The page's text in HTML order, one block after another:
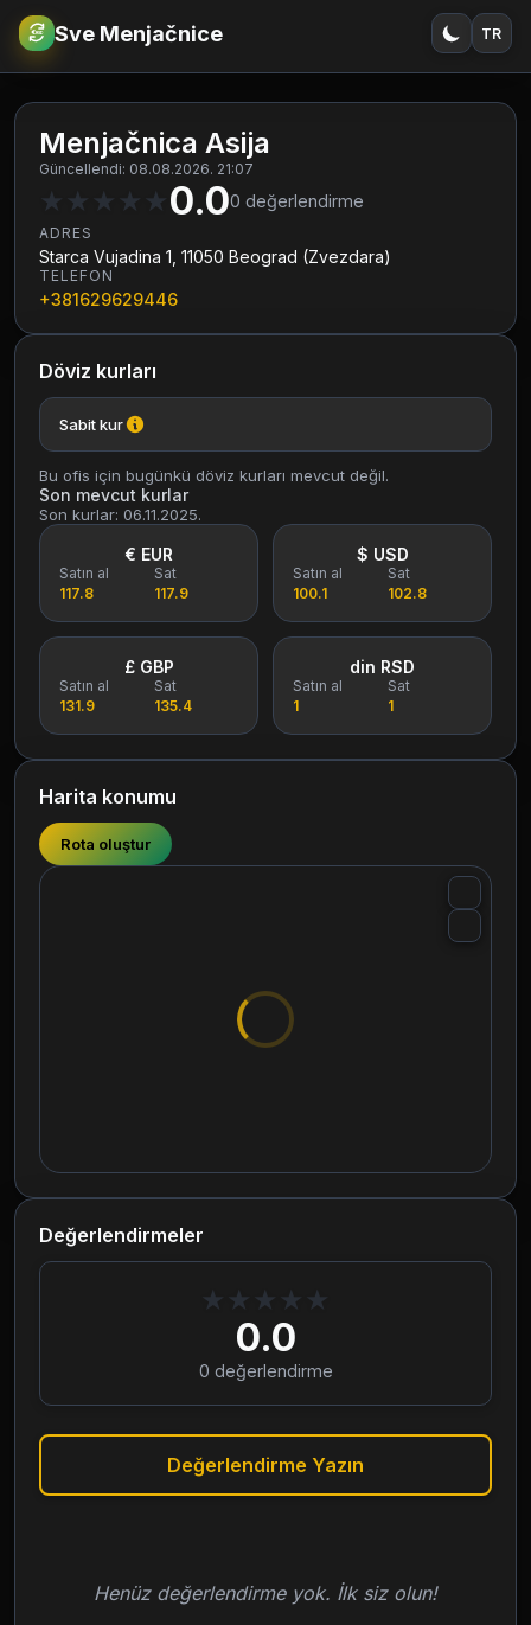
€RSD Sve Menjačnice TR
Menjačnica Asija
Güncellendi: 08.08.2026. 21:07
★ ★ ★ ★ ★0.00 değerlendirme
ADRES
Starca Vujadina 1, 11050 Beograd (Zvezdara)
TELEFON
+381629629446
Döviz kurları
Sabit kur
Bu ofis için bugünkü döviz kurları mevcut değil.
Son mevcut kurlar
Son kurlar: 06.11.2025.
€ EUR
Satın al
117.8
Sat
117.9
$ USD
Satın al
100.1
Sat
102.8
£ GBP
Satın al
131.9
Sat
135.4
din RSD
Satın al
1
Sat
1
Harita konumu
Rota oluştur
Değerlendirmeler
★ ★ ★ ★ ★
0.0
0 değerlendirme
Değerlendirme Yazın
Henüz değerlendirme yok. İlk siz olun!